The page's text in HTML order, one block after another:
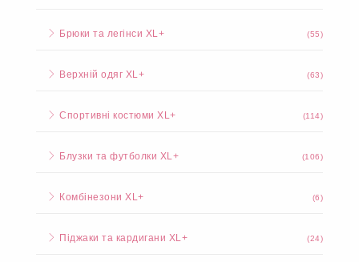
Брюки та легінси XL+ (55)
Верхній одяг XL+ (63)
Спортивні костюми XL+ (114)
Блузки та футболки XL+ (106)
Комбінезони XL+ (6)
Піджаки та кардигани XL+ (24)